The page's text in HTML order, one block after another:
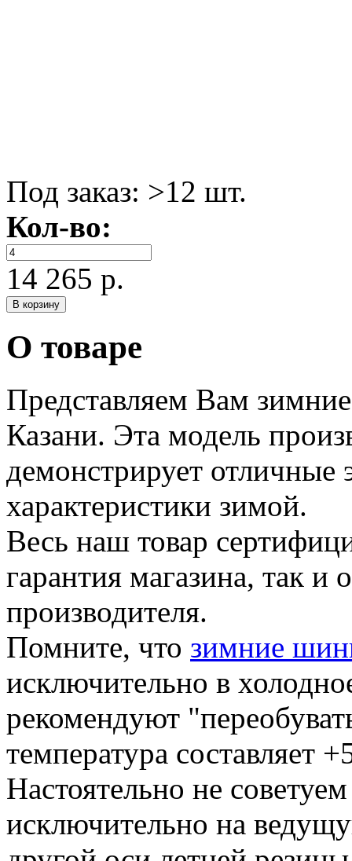
Под заказ: >12 шт.
Кол-во:
14 265 р.
О товаре
Представляем Вам
Казани. Эта модель
демонстрирует отличные
характеристики зимой.
Весь наш товар
гарантия магазина, так и
производителя.
Помните, что зимние
исключительно в
рекомендуют
температура составляет
Настоятельно не
исключительно на